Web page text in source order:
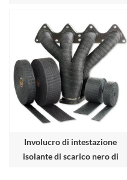
Involucro di intestazione
isolante di scarico nero di